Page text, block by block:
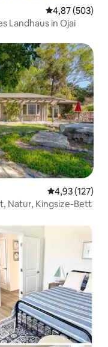
4,87 (503)
Landhaus in Ojai
4,93 (127)
Natur, Kingsize-Bett